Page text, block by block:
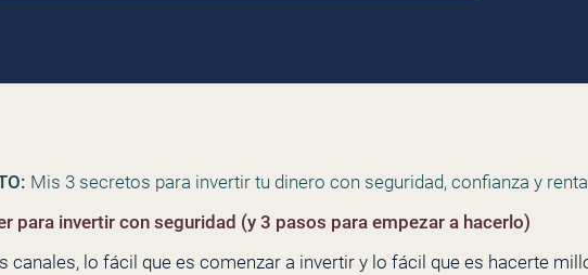
Mis 3 secretos para invertir tu dinero con seguridad, confianza y
para invertir con seguridad (y 3 pasos para empezar a hacerlo)
canales, lo fácil que es comenzar a invertir y lo fácil que es hacerte